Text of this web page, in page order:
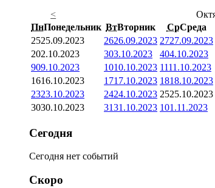
<
ПнПонедельник ВтВторник СрСреда
2525.09.2023 2626.09.2023 2727.09.2023
202.10.2023 303.10.2023 404.10.2023
909.10.2023 1010.10.2023 1111.10.2023
1616.10.2023 1717.10.2023 1818.10.2023
2323.10.2023 2424.10.2023 2525.10.2023
3030.10.2023 3131.10.2023 101.11.2023
Сегодня
Сегодня нет событий
Скоро